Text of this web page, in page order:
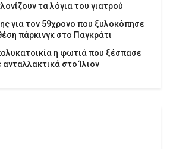
τα λόγια του γιατρού
για τον 59χρονο που ξυλοκόπησε
πάρκινγκ στο Παγκράτι
η φωτιά που ξέσπασε
στο Ίλιον